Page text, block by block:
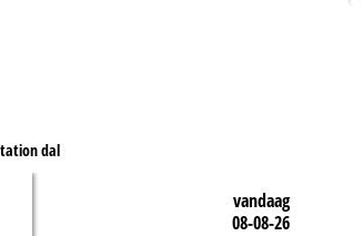
dal
vandaag
08-08-26